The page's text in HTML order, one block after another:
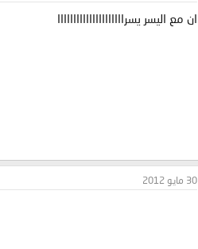
ان مع اليسر يسرااااااااااااااااااااا
30 مايو 2012